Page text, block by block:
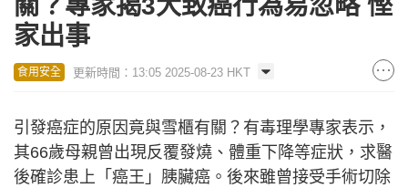
關？專家揭3大致癌行為易忽略 慳
家出事
食用安全 更新時間：13:05 2025-08-23 HKT
引發癌症的原因竟與雪櫃有關？有毒理學專家表示，
其66歲母親曾出現反覆發燒、體重下降等症狀，求醫
後確診患上「癌王」胰臟癌。後來雖曾接受手術切除